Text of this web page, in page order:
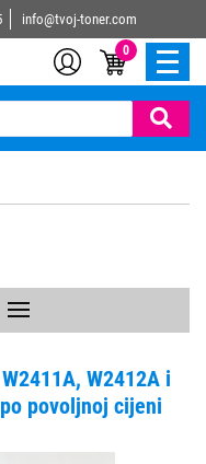
info@tvoj-toner.com
0
W2412A i
povoljnoj cijeni